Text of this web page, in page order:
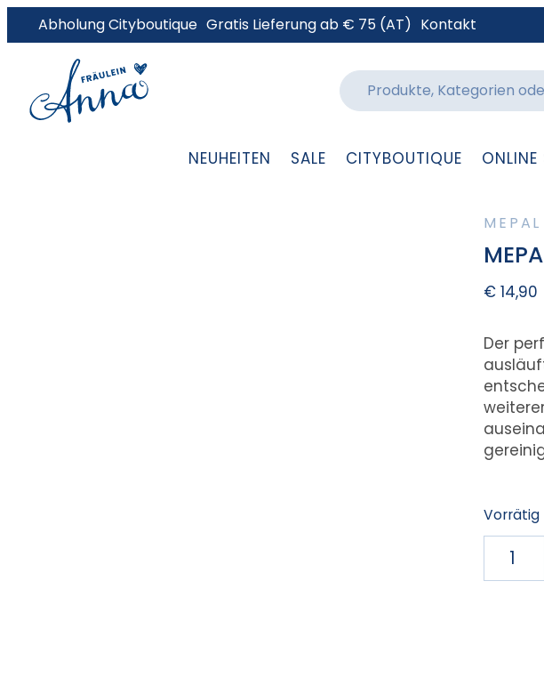
Abholung Cityboutique Gratis Lieferung ab € 75 (AT) Kontakt
NEUHEITEN SALE CITYBOUTIQUE ONLINE
MEPAL
€ 14,90
Der
Vorrätig